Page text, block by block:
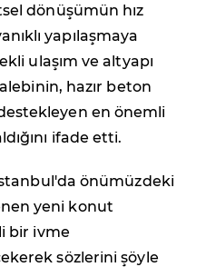
dönüşümün hız
yapılaşmaya
ulaşım ve altyapı
hazır beton
en önemli
ifade etti.
önümüzdeki
yeni konut
bir ivme
sözlerini şöyle